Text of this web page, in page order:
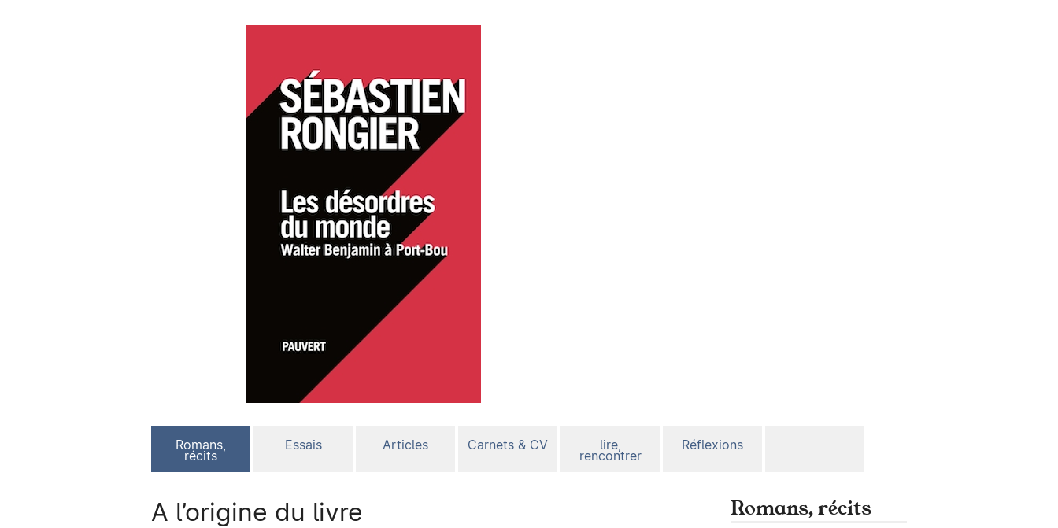
Romans,
récits
Essais Articles Carnets & CV lire,
rencontrer
Réflexions
A l’origine du livre Romans, récits